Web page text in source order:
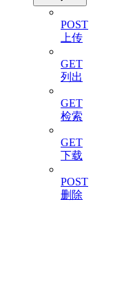
POST
上传
GET
列出
GET
检索
GET
下载
POST
删除